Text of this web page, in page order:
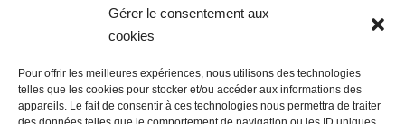
Gérer le consentement aux
cookies
Pour offrir les meilleures expériences, nous utilisons des technologies
telles que les cookies pour stocker et/ou accéder aux informations des
appareils. Le fait de consentir à ces technologies nous permettra de traiter
BOUTIQUE